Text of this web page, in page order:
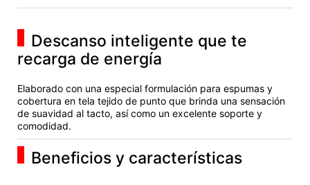
Descanso inteligente que te
recarga de energía
Elaborado con una especial formulación para espumas y
cobertura en tela tejido de punto que brinda una sensación
de suavidad al tacto, así como un excelente soporte y
comodidad.
Beneficios y características